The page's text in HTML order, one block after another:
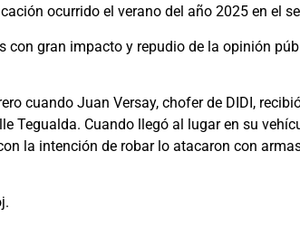
ocurrido el verano del año 2025 en el
gran impacto y repudio de la opinión
cuando Juan Versay, chofer de DIDI,
Tegualda. Cuando llegó al lugar en su
la intención de robar lo atacaron con